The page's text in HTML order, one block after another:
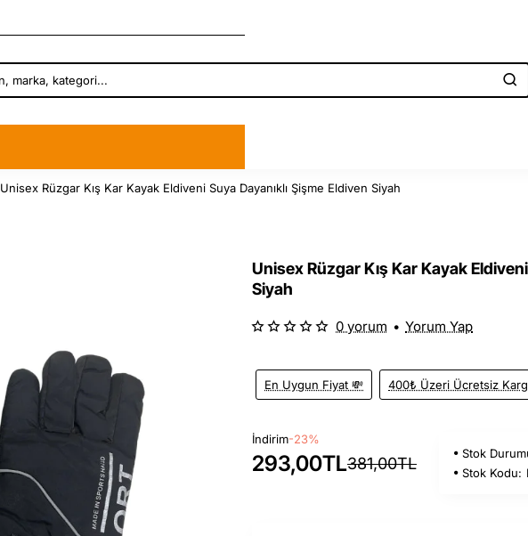
Unisex Rüzgar Kış Kar Kayak Eldiveni Suya Dayanıklı Şişme Eldiven Siyah
Unisex Rüzgar Kış Kar Kayak
Siyah
En Uygun Fiyat 💸 400₺ Üzeri Ücretsiz
0 yorum • Yorum Yap
İndirim-23%
293,00TL381,00TL
Stok
Stok Kodu: